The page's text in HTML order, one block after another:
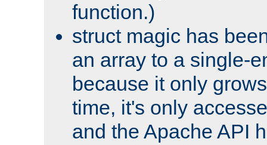
function.)
struct magic has
an array to a single-
because it only
time, it's only
and the Apache API